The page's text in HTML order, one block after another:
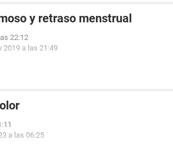
y retraso menstrual
22:12
2019 a las 21:49
a las 06:25